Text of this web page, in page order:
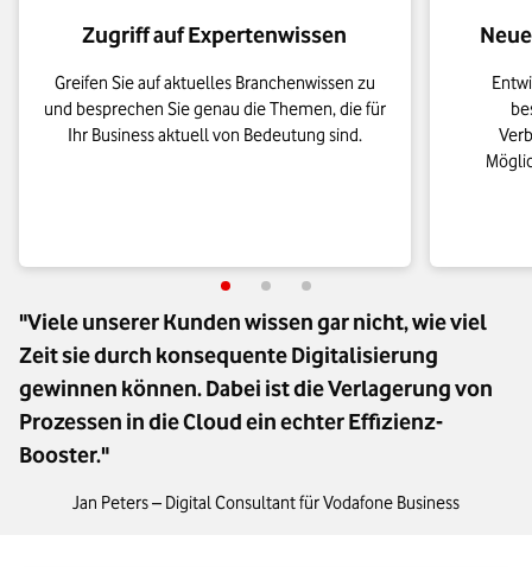
Zugriff auf Expertenwissen
Greifen Sie auf aktuelles Branchenwissen zu
und besprechen Sie genau die Themen, die für
Ihr Business aktuell von Bedeutung sind.
"Viele unserer Kunden wissen gar nicht, wie viel
Zeit sie durch konsequente Digitalisierung
gewinnen können. Dabei ist die Verlagerung von
Prozessen in die Cloud ein echter Effizienz-
Booster."
Jan Peters – Digital Consultant für Vodafone Business